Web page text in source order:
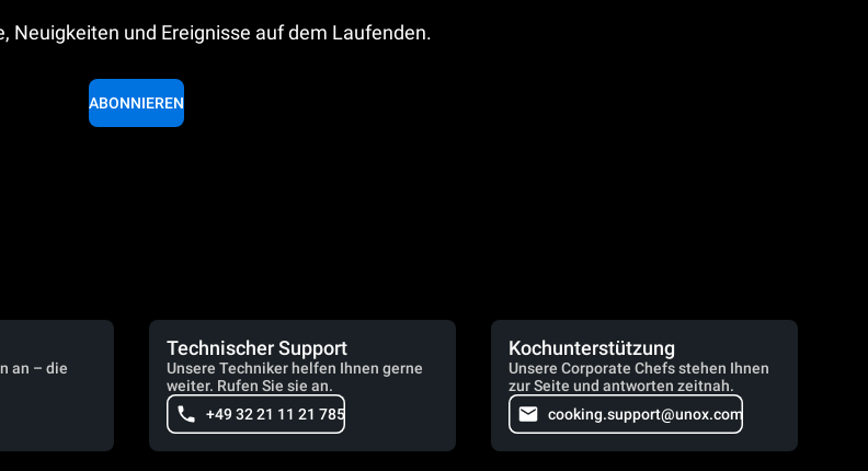
Neuigkeiten und Ereignisse auf dem Laufenden.
ABONNIEREN
an – die
Technischer Support
Unsere Techniker helfen Ihnen gerne
weiter. Rufen Sie sie an.
+49 32 21 11 21 785
Kochunterstützung
Unsere Corporate Chefs stehen Ihnen
zur Seite und antworten zeitnah.
cooking.support@unox.com